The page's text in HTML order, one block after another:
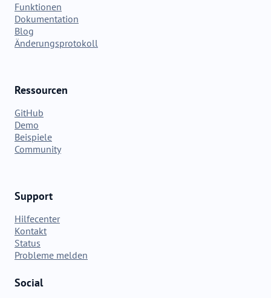
Funktionen
Dokumentation
Blog
Änderungsprotokoll
Ressourcen
GitHub
Demo
Beispiele
Community
Support
Hilfecenter
Kontakt
Status
Probleme melden
Social